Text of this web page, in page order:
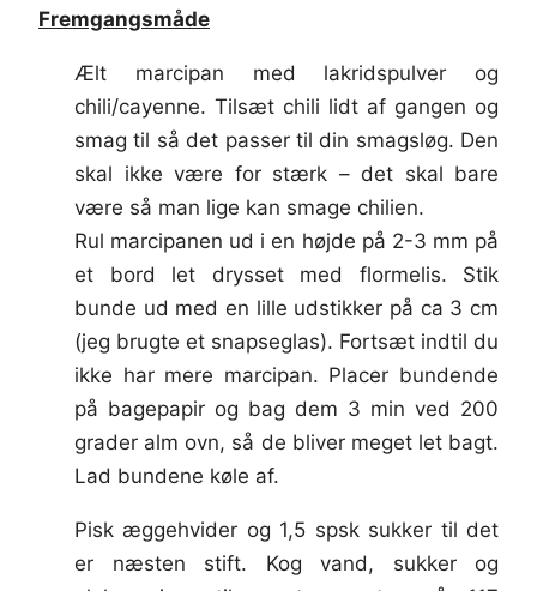
Fremgangsmåde
Ælt marcipan med lakridspulver og
chili/cayenne. Tilsæt chili lidt af gangen og
smag til så det passer til din smagsløg. Den
skal ikke være for stærk – det skal bare
være så man lige kan smage chilien.
Rul marcipanen ud i en højde på 2-3 mm på
et bord let drysset med flormelis. Stik
bunde ud med en lille udstikker på ca 3 cm
(jeg brugte et snapseglas). Fortsæt indtil du
ikke har mere marcipan. Placer bundende
på bagepapir og bag dem 3 min ved 200
grader alm ovn, så de bliver meget let bagt.
Lad bundene køle af.
Pisk æggehvider og 1,5 spsk sukker til det
er næsten stift. Kog vand, sukker og